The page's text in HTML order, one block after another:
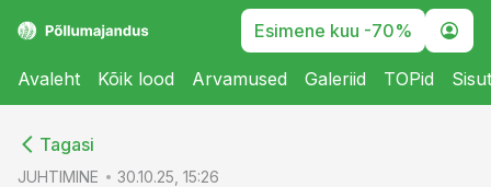
Esimene kuu -70%
Avaleht Kõik lood Arvamused Galeriid TOPid
Tagasi
JUHTIMINE 30.10.25, 15:26